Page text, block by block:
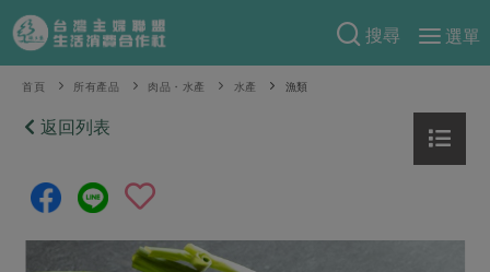
搜尋
選單
產品分類
當季蔬果
芽苗類
辛香料類
食譜料理
食材
特別企畫
預購活動
綠主張
首頁 所有產品 肉品・水產 水產 漁類
返回列表